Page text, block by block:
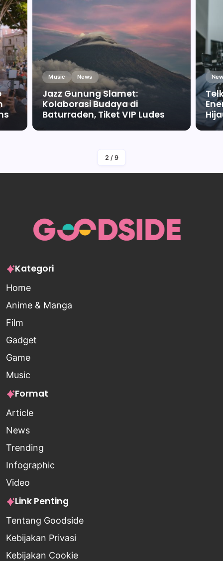
Music News
Jazz Gunung Slamet:
Kolaborasi Budaya di
Baturraden, Tiket VIP Ludes
By Falah Malaika Az Zahra
2 / 9
Kategori
Home
Anime & Manga
Film
Gadget
Game
Music
Format
Article
News
Trending
Infographic
Video
Link Penting
Tentang Goodside
Kebijakan Privasi
Kebijakan Cookie